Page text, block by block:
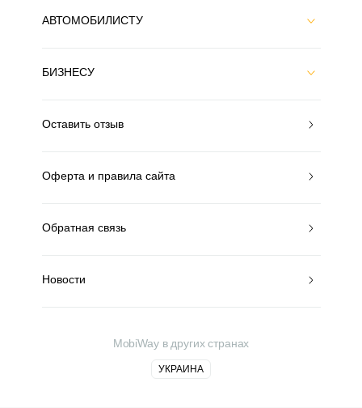
АВТОМОБИЛИСТУ
БИЗНЕСУ
Оставить отзыв
Оферта и правила сайта
Обратная связь
Новости
MobiWay в других странах
УКРАИНА